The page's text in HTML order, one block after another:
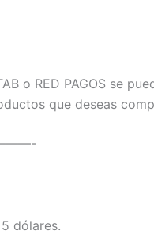
o RED PAGOS se
que deseas
dólares.